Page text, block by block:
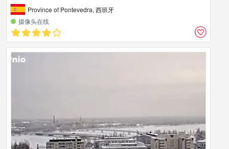
Province of Pontevedra, 西班牙
摄像头在线